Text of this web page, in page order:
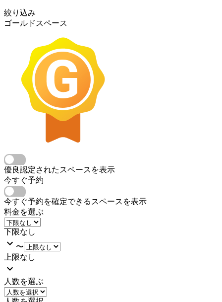
絞り込み
ゴールドスペース
優良認定されたスペースを表示
今すぐ予約
今すぐ予約を確定できるスペースを表示
料金を選ぶ
下限なし
〜
上限なし
人数を選ぶ